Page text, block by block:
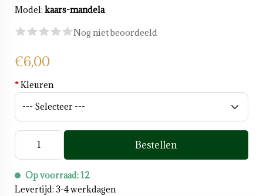
Model: kaars-mandela
Nog niet beoordeeld
€6,00
*Kleuren
Bestellen
Op voorraad: 12
Levertijd: 3-4 werkdagen